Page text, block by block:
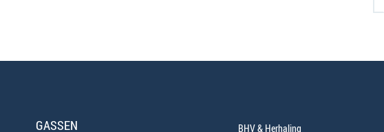
GASSEN BHV & Herhaling